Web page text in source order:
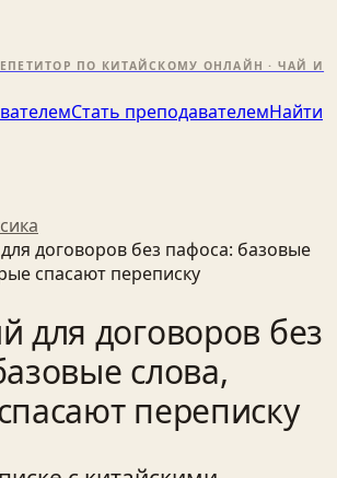
ПО КИТАЙСКОМУ ОНЛАЙН · ЧАЙ И
Стать преподавателемНайти
договоров без пафоса: базовые
спасают переписку
для договоров без
слова,
переписку